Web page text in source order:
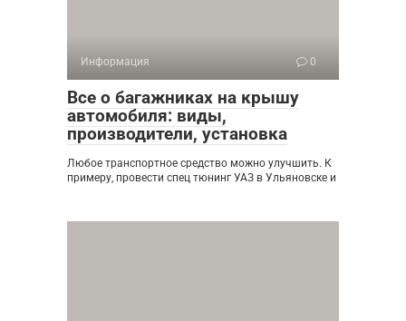
Информация 0
Все о багажниках на крышу
автомобиля: виды,
производители, установка
Любое транспортное средство можно улучшить. К
примеру, провести спец тюнинг УАЗ в Ульяновске и